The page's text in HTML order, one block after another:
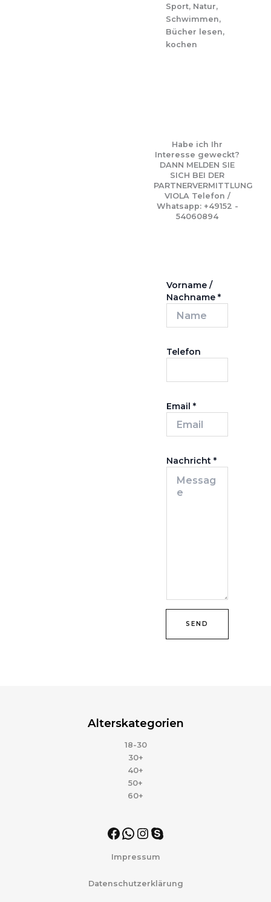
Sport, Natur,
Schwimmen,
Bücher lesen,
kochen
Habe ich Ihr
Interesse geweckt?
DANN MELDEN SIE
SICH BEI DER
PARTNERVERMITTLUNG
VIOLA Telefon /
Whatsapp: +49152 -
54060894
Vorname /
Nachname *
Telefon
Email *
Nachricht *
SEND
Alterskategorien
18-30
30+
40+
50+
60+
Impressum
Datenschutzerklärung